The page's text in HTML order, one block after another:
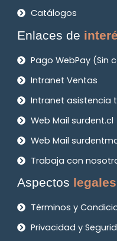
Catálogos
Enlaces de
Pago WebPay (Sin
Intranet Ventas
Intranet asistencia
Web Mail surdent.cl
Web Mail
Trabaja con
Aspectos legales
Términos y
Privacidad y